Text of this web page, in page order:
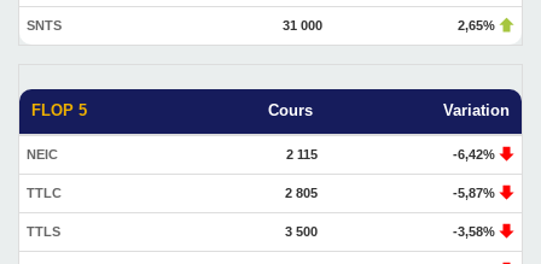
SNTS 31 000 2,65%
FLOP 5 Cours Variation
NEIC 2 115 -6,42%
TTLC 2 805 -5,87%
TTLS 3 500 -3,58%